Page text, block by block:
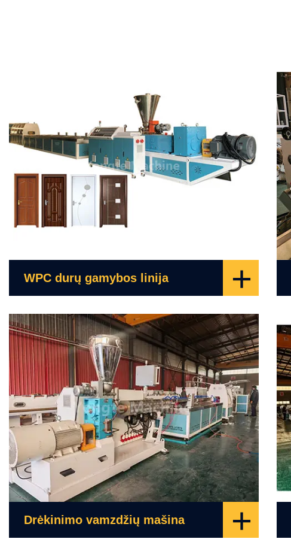
WPC durų gamybos linija +
Drėkinimo vamzdžių mašina +